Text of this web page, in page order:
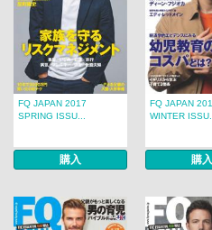
FQ JAPAN 2017
SPRING ISSU...
購入
FQ JAPAN
WINTER
購入